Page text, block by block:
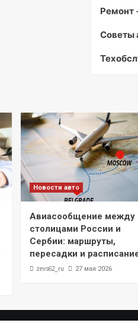
Ремонт
Советы
Новости авто
Авиасообщение между
столицами России и
Сербии: маршруты,
пересадки и
zevs62_ru 27 мая 2026